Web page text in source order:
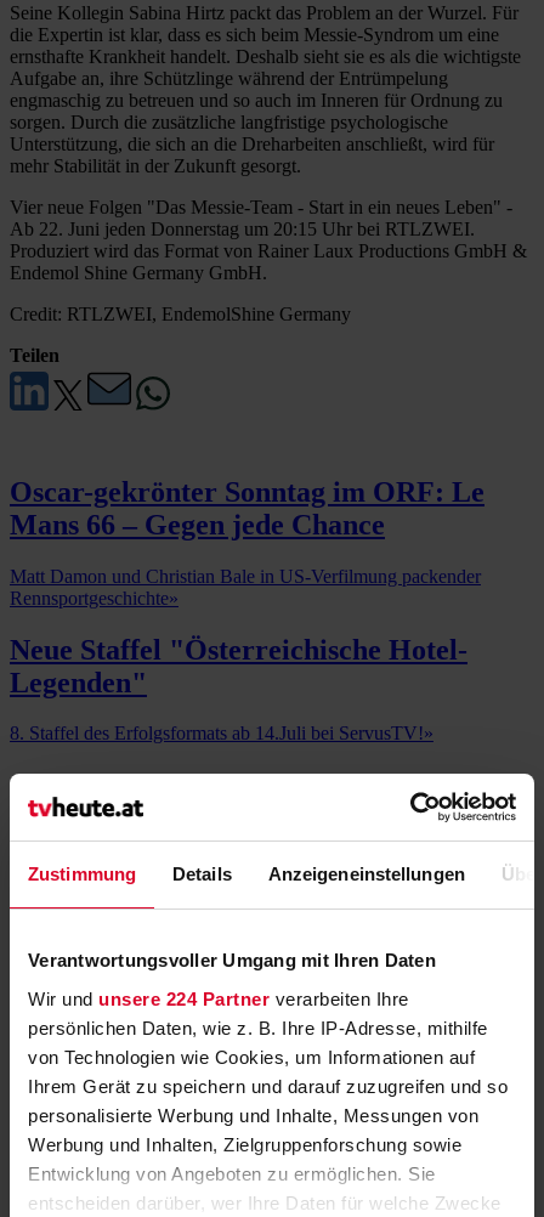
Zustimmung Details Anzeigeneinstellungen
Verantwortungsvoller Umgang mit Ihren Daten
Wir und unsere 224 Partner verarbeiten Ihre
persönlichen Daten, wie z. B. Ihre IP-Adresse, mithilfe
von Technologien wie Cookies, um Informationen auf
Ihrem Gerät zu speichern und darauf zuzugreifen und so
personalisierte Werbung und Inhalte, Messungen von
Werbung und Inhalten, Zielgruppenforschung sowie
Entwicklung von Angeboten zu ermöglichen. Sie
entscheiden darüber, wer Ihre Daten für welche Zwecke
Seine Kollegin Sabina Hirtz packt das Problem an der Wurzel. Für
die Expertin ist klar, dass es sich beim Messie-Syndrom um eine
ernsthafte Krankheit handelt. Deshalb sieht sie es als die wichtigste
Aufgabe an, ihre Schützlinge während der Entrümpelung
engmaschig zu betreuen und so auch im Inneren für Ordnung zu
sorgen. Durch die zusätzliche langfristige psychologische
Unterstützung, die sich an die Dreharbeiten anschließt, wird für
mehr Stabilität in der Zukunft gesorgt.
Vier neue Folgen "Das Messie-Team - Start in ein neues Leben" -
Ab 22. Juni jeden Donnerstag um 20:15 Uhr bei RTLZWEI.
Produziert wird das Format von Rainer Laux Productions GmbH &
Endemol Shine Germany GmbH.
Credit: RTLZWEI, EndemolShine Germany
Teilen
Oscar-gekrönter Sonntag im ORF: Le
Mans 66 – Gegen jede Chance
Matt Damon und Christian Bale in US-Verfilmung packender
Rennsportgeschichte»
Neue Staffel "Österreichische Hotel-
Legenden"
8. Staffel des Erfolgsformats ab 14.Juli bei ServusTV!»
„Mr. Musical präsentiert“ ab 3. Juni in
ORF 2
Alfons Haider taucht in neuer Reihe in die Welt des Musicals ein»
ZDF
Scheidung der Herzogin von Argyll und ihrem Mann im Jahr 1963
„Queer Crimes“: der neue MDR-Podcast
Der Podcast beleuchtet Verbrechen aus der LGBTQIA+
Community neu
47. Tage der deutschsprachigen Literatur